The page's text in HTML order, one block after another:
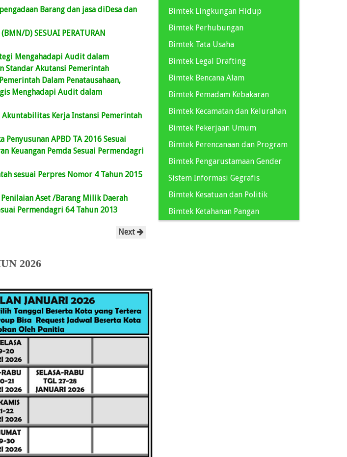
Barang dan jasa diDesa dan
D) SESUAI PERATURAN
Mengahadapi Audit dalam
Standar Akutansi Pemerintah
Dalam Penatausahaan,
Menghadapi Audit dalam
Akuntabilitas Kerja Instansi Pemerintah
Penyusunan APBD TA 2016 Sesuai
Keuangan Pemda Sesuai Permendagri
sesuai Perpres Nomor 4 Tahun 2015
Aset /Barang Milik Daerah
Permendagri 64 Tahun 2013
Next
2026
Bimtek Lingkungan Hidup
Bimtek Perhubungan
Bimtek Tata Usaha
Bimtek Legal Drafting
Bimtek Bencana Alam
Bimtek Pemadam Kebakaran
Bimtek Kecamatan dan Kelurahan
Bimtek Pekerjaan Umum
Bimtek Perencanaan dan Program
Bimtek Pengarustamaan Gender
Sistem Informasi Gegrafis
Bimtek Kesatuan dan Politik
Bimtek Ketahanan Pangan